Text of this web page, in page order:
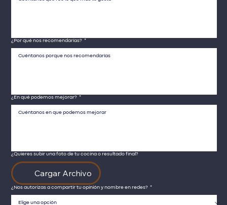
¿Por qué nos recomendarías? *
¿En qué podemos mejorar? *
¿Quieres subir una foto de tu cocina o resultado final?
Cargar Archivo
¿Nos autorizas a compartir tu opinión y nombre en redes? *